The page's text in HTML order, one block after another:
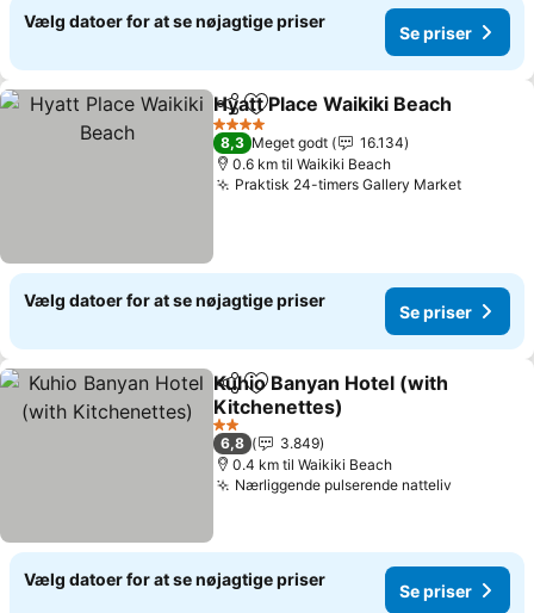
Vælg datoer for at se nøjagtige priser
Se priser
Del Føj til favoritter
Hyatt Place Waikiki Beach
4 Stjerner
8,3 Meget godt
16.134
0.6 km til Waikiki Beach
Praktisk 24-timers Gallery Market
Vælg datoer for at se nøjagtige priser
Se priser
Del Føj til favoritter
Kuhio Banyan Hotel (with
Kitchenettes)
2 Stjerner
6,8
3.849
0.4 km til Waikiki Beach
Nærliggende pulserende natteliv
Vælg datoer for at se nøjagtige priser
Se priser